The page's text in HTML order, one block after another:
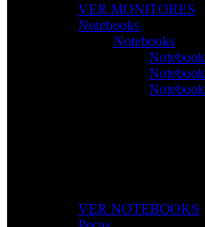
VER MONITORES
Notebooks
Notebooks
VER NOTEBOOKS